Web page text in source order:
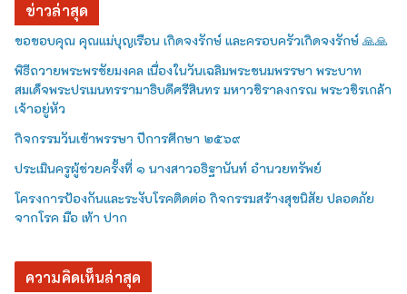
ข่าวล่าสุด
ขอขอบคุณ คุณแม่บุญเรือน เกิดจงรักษ์ และครอบครัวเกิดจงรักษ์ 🙏🙏
พิธีถวายพระพรชัยมงคล เนื่องในวันเฉลิมพระชนมพรรษา พระบาท
สมเด็จพระปรเมนทรรามาธิบดีศรีสินทร มหาวชิราลงกรณ พระวชิรเกล้า
เจ้าอยู่หัว
กิจกรรมวันเข้าพรรษา ปีการศึกษา ๒๕๖๙
ประเมินครูผู้ช่วยครั้งที่ ๑ นางสาวอธิฐานันท์ อำนวยทรัพย์
โครงการป้องกันและระงับโรคติดต่อ กิจกรรมสร้างสุขนิสัย ปลอดภัย
จากโรค มือ เท้า ปาก
ความคิดเห็นล่าสุด